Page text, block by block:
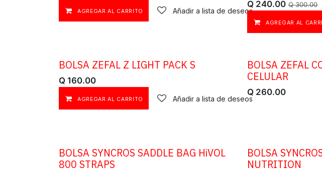
AGREGAR AL CARRITO Añadir a lista de deseos
Q 240.00 Q300.00
AGREGAR AL
BOLSA ZEFAL Z LIGHT PACK S
Q 160.00
AGREGAR AL CARRITO Añadir a lista de deseos
BOLSA ZEFAL
CELULAR
Q 260.00
OFERTA
BOLSA SYNCROS SADDLE BAG HiVOL
800 STRAPS
OFERTA
BOLSA
NUTRITION